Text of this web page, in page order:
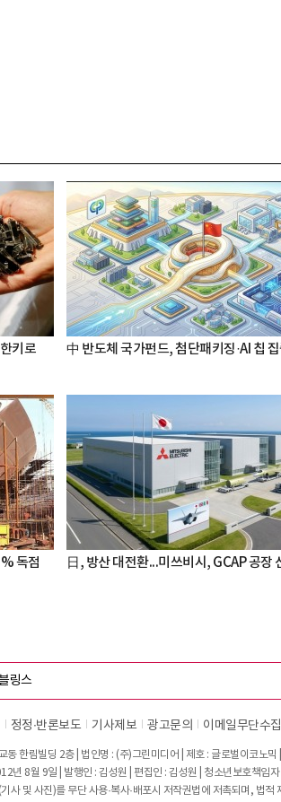
키로 中 반도체 국가펀드, 첨단패키징·AI 칩
독점 日, 방산 대전환...미쓰비시, GCAP 공장
링스
정정∙반론보도 기사제보 광고문의 이메일무단수
한림빌딩 2층 | 법인명 : (주)그린미디어 | 제호 : 글로벌이코노
년 8월 9일 | 발행인 : 김성원 | 편집인 : 김성원 | 청소년보호책임자
사 및 사진)를 무단 사용·복사·배포시 저작권법에 저촉되며, 법적